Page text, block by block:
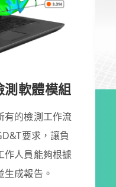
測軟體模組
有的檢測工作流
要求，讓負
作人員能夠根據
成報告。